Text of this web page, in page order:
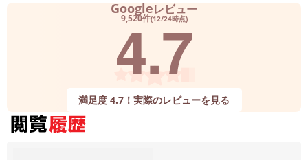
Googleレビュー
9,520件(12/24時点)
4.7
満足度 4.7！実際のレビューを見る